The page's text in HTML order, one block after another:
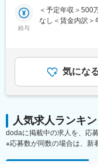
◎お昼休みの時間
場合、お子様の通
※現在、関東関西
す。
・会議や打ち合わ
います）が発生し
います）
■ワークライフバ
同社は、個人が
りに注力しており
新薬承認申請に
貫して関与し、医
す。
性質ならびに製造
企画の設定
・試験方法に関す
・製造業認定、原
※クライアントは
給与
＜予定年収＞500
なし＜賃金内訳＞
安の金額であり
(月額)は固定手当
気にな
人気求人ランキ
dodaに掲載中の求人を、応
※応募数が同数の場合は、新